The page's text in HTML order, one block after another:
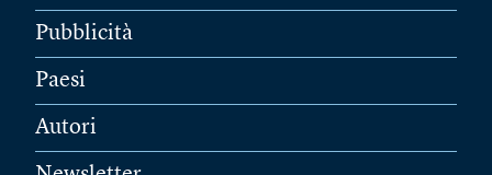
Pubblicità
Paesi
Autori